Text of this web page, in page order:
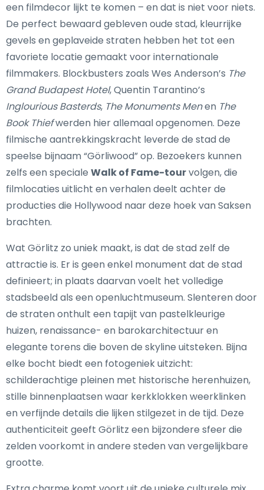
een filmdecor lijkt te komen – en dat is niet voor niets.
De perfect bewaard gebleven oude stad, kleurrijke
gevels en geplaveide straten hebben het tot een
favoriete locatie gemaakt voor internationale
filmmakers. Blockbusters zoals Wes Anderson’s The
Grand Budapest Hotel, Quentin Tarantino’s
Inglourious Basterds, The Monuments Menen The
Book Thiefwerden hier allemaal opgenomen. Deze
filmische aantrekkingskracht leverde de stad de
speelse bijnaam “Görliwood” op. Bezoekers kunnen
zelfs een speciale Walk of Fame-tourvolgen, die
filmlocaties uitlicht en verhalen deelt achter de
producties die Hollywood naar deze hoek van Saksen
brachten.
Wat Görlitz zo uniek maakt, is dat de stad zelf de
attractie is. Er is geen enkel monument dat de stad
definieert; in plaats daarvan voelt het volledige
stadsbeeld als een openluchtmuseum. Slenteren door
de straten onthult een tapijt van pastelkleurige
huizen, renaissance- en barokarchitectuur en
elegante torens die boven de skyline uitsteken. Bijna
elke bocht biedt een fotogeniek uitzicht:
schilderachtige pleinen met historische herenhuizen,
stille binnenplaatsen waar kerkklokken weerklinken
en verfijnde details die lijken stilgezet in de tijd. Deze
authenticiteit geeft Görlitz een bijzondere sfeer die
zelden voorkomt in andere steden van vergelijkbare
grootte.